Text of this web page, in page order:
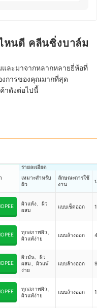
หนดี คลีนซิ่งบาล์ม
ละมาจากหลากหลายยี่ห้อที่
การของคุณมากที่สุด
าดังต่อไปนี้
รายละเอียด
เหมาะสำหรับ
ผิว
ลักษณะการใช้
งาน
ผิวแห้ง、ผิว
ผสม
แบบเช็ดออก
ทุกสภาพผิว、
ผิวแพ้ง่าย
แบบล้างออก
ผิวมัน、ผิว
ผสม、ผิวแพ้
ง่าย
แบบล้างออก
ทุกสภาพผิว、
ผิวแพ้ง่าย
แบบล้างออก